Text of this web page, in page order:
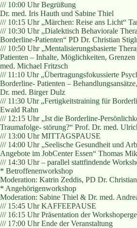
/// 10:00 Uhr Begrüßung
Dr. med. Iris Hauth und Sabine Thiel
/// 10:15 Uhr „Märchen: Reise ans Licht“
/// 10:30 Uhr „Dialektisch Behaviorale
Borderline-Patienten“ PD Dr. Christian
/// 10:50 Uhr „Mentalisierungsbasierte
Patienten – Inhalte, Möglichkeiten,
med. Michael Fritzsch
/// 11:10 Uhr „Übertragungsfokussierte
Borderline- Patienten –
Dr. med. Birger Dulz
/// 11:30 Uhr „Fertigkeitstraining für
Ewald Rahn
/// 12:15 Uhr „Ist die Borderline-
Traumafolge- störung?“ Prof. Dr. med.
/// 13:00 Uhr MITTAGSPAUSE
/// 14:00 Uhr „Seelische Gesundheit und
Angebote im JobCenter Essen“ Thomas
/// 14:30 Uhr – parallel stattfindende
* Betroffenenworkshop
Moderation: Katrin Zeddis, PD Dr.
* Angehörigenworkshop
Moderation: Sabine Thiel & Dr. med.
/// 15:45 Uhr KAFFEEPAUSE
/// 16:15 Uhr Präsentation der
/// 17:00 Uhr Ende der Veranstaltung